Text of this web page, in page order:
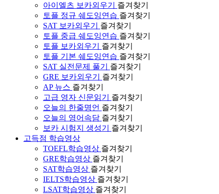
아이엘츠 보카외우기
즐겨찾기
토플 정규 쉐도잉연습 즐겨찾기
SAT 보카외우기
즐겨찾기
토플 중급 쉐도잉연습 즐겨찾기
토플 보카외우기
즐겨찾기
토플 기본 쉐도잉연습 즐겨찾기
SAT 실전문제 풀기
즐겨찾기
GRE 보카외우기
즐겨찾기
AP 뉴스 즐겨찾기
고급 영자 신문읽기
즐겨찾기
오늘의 한줄명언 즐겨찾기
오늘의 영어속담 즐겨찾기
보카 시험지 생성기
즐겨찾기
고득점 학습영상
TOEFL학습영상 즐겨찾기
GRE학습영상 즐겨찾기
SAT학습영상 즐겨찾기
IELTS학습영상 즐겨찾기
LSAT학습영상 즐겨찾기